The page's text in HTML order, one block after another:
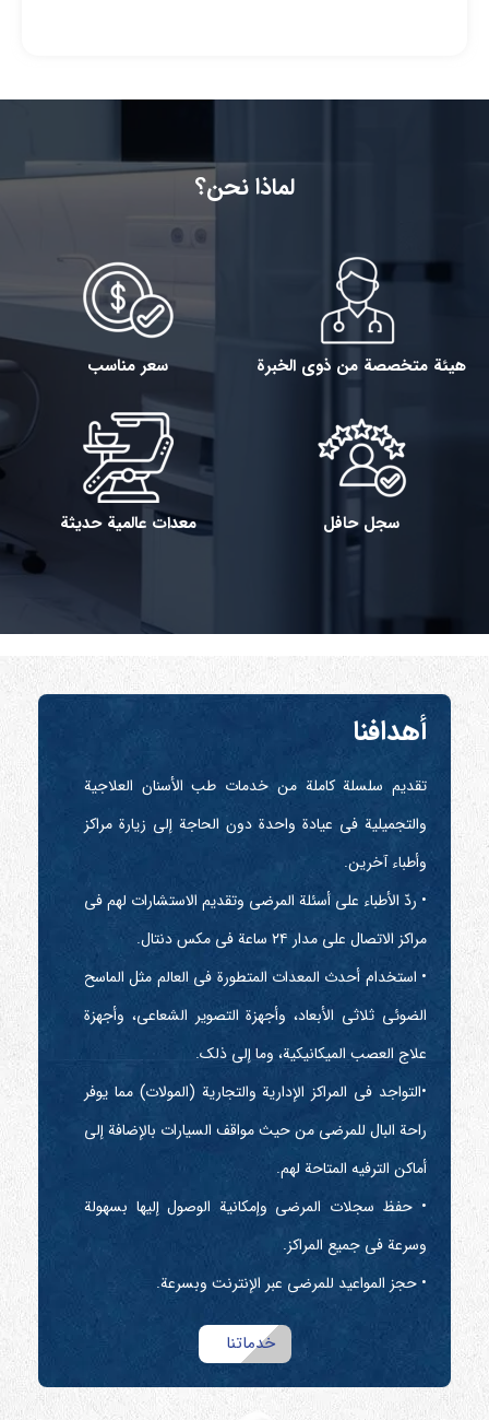
لماذا نحن؟
هيئة متخصصة من ذوي الخبرة سعر مناسب
سجل حافل معدات عالمية حديثة
أهدافنا
تقديم سلسلة كاملة من خدمات طب الأسنان العلاجية
والتجميلية في عيادة واحدة دون الحاجة إلى زيارة مراكز
وأطباء آخرين.
• ردّ الأطباء على أسئلة المرضى وتقديم الاستشارات لهم في
مراكز الاتصال على مدار ۲۴ ساعة في مكس دنتال.
• استخدام أحدث المعدات المتطورة في العالم مثل الماسح
الضوئي ثلاثي الأبعاد، وأجهزة التصوير الشعاعي، وأجهزة
علاج العصب الميكانيكية، وما إلى ذلك.
•التواجد في المراكز الإدارية والتجارية (المولات) مما يوفر
راحة البال للمرضى من حيث مواقف السيارات بالإضافة إلى
أماكن الترفيه المتاحة لهم.
• حفظ سجلات المرضى وإمكانية الوصول إليها بسهولة
وسرعة في جميع المراكز.
• حجز المواعيد للمرضى عبر الإنترنت وبسرعة.
خدماتنا